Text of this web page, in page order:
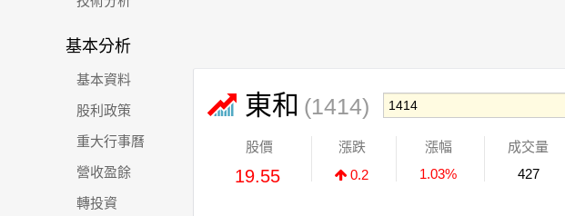
基本分析
基本資料
股利政策
重大行事曆
營收盈餘
轉投資
東和 (1414)
股價
19.55
漲跌
0.2
漲幅
1.03%
成交量
427